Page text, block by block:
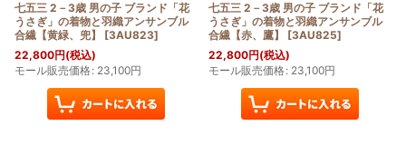
七五三 2－3歳 男の子 ブランド「花
うさぎ」の着物と羽織アンサンブル
合繊【黄緑、兜】
[3AU823]
22,800円(税込)
モール販売価格: 23,100円
七五三 2－3歳 男の子 ブランド「花
うさぎ」の着物と羽織アンサンブル
合繊【赤、鷹】
[3AU825]
22,800円(税込)
モール販売価格: 23,100円